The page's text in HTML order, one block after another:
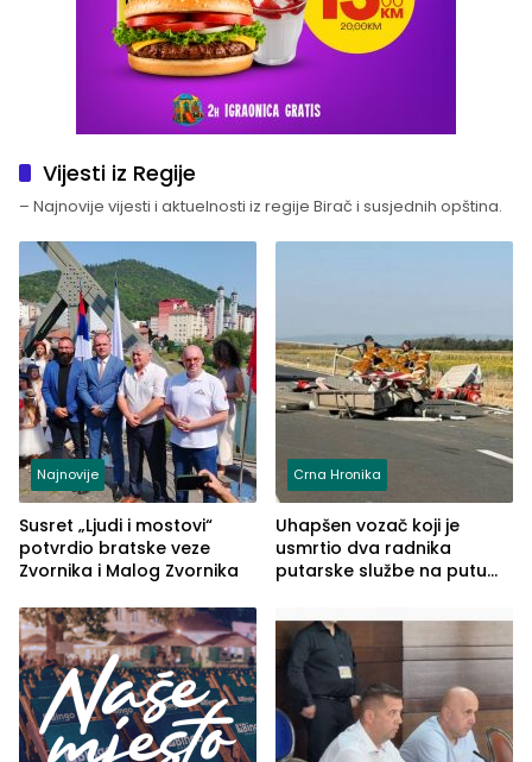
Vijesti iz Regije
– Najnovije vijesti i aktuelnosti iz regije Birač i susjednih opština.
Najnovije
Susret „Ljudi i mostovi“
potvrdio bratske veze
Zvornika i Malog Zvornika
Crna Hronika
Uhapšen vozač koji je
usmrtio dva radnika
putarske službe na putu
(FOTO)